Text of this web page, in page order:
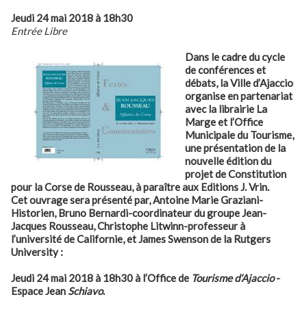
Jeudi 24 mai 2018 à 18h30
Entrée Libre
Dans le cadre du cycle
de conférences et
débats, la Ville d’Ajaccio
organise en partenariat
avec la librairie La
Marge et l’Office
Municipale du Tourisme,
une présentation de la
nouvelle édition du
projet de Constitution
pour la Corse de Rousseau, à paraître aux Editions J. Vrin.
Cet ouvrage sera présenté par, Antoine Marie Graziani-
Historien, Bruno Bernardi-coordinateur du groupe Jean-
Jacques Rousseau, Christophe Litwinn-professeur à
l’université de Californie, et James Swenson de la Rutgers
University :
Jeudi 24 mai 2018 à 18h30 à l’Office de Tourisme d’Ajaccio-
Espace JeanSchiavo.